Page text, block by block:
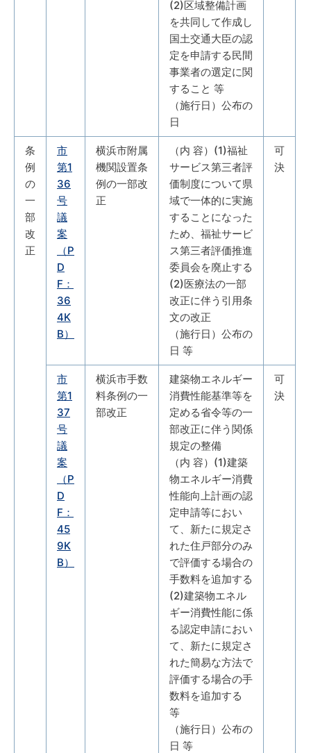
(2)区域整備計画
を共同して作成し
国土交通大臣の認
定を申請する民間
事業者の選定に関
すること 等
（施行日）公布の
日
条
例
の
一
部
改
正
市
第1
36
号
議
案
（P
D
F：
36
4K
B）
横浜市附属
機関設置条
例の一部改
正
（内 容）(1)福祉
サービス第三者評
価制度について県
域で一体的に実施
することになった
ため、福祉サービ
ス第三者評価推進
委員会を廃止する
(2)医療法の一部
改正に伴う引用条
文の改正
（施行日）公布の
日 等
可
決
市
第1
37
号
議
案
（P
D
F：
45
9K
B）
横浜市手数
料条例の一
部改正
建築物エネルギー
消費性能基準等を
定める省令等の一
部改正に伴う関係
規定の整備
（内 容）(1)建築
物エネルギー消費
性能向上計画の認
定申請等におい
て、新たに規定さ
れた住戸部分のみ
で評価する場合の
手数料を追加する
(2)建築物エネル
ギー消費性能に係
る認定申請におい
て、新たに規定さ
れた簡易な方法で
評価する場合の手
数料を追加する
等
（施行日）公布の
日 等
可
決